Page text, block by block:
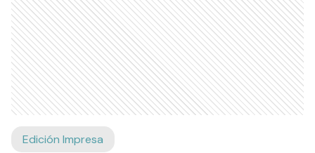
Edición Impresa